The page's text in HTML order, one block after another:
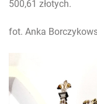
500,61 złotych.
fot. Anka